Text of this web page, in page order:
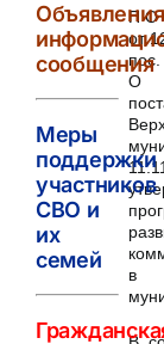
П О
от
О
в
сообщения
Меры
поддержки
участников
СВО и
их
семей